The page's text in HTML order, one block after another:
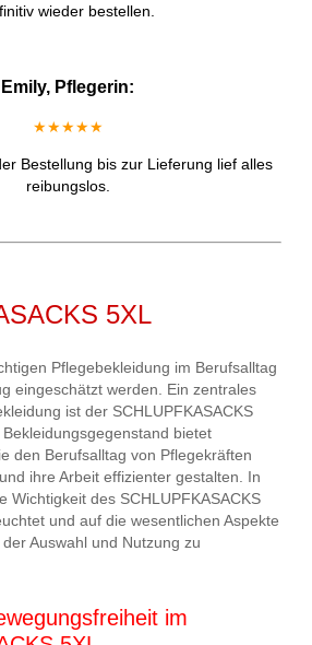
wieder bestellen.
Emily, Pflegerin:
★★★★★
Bestellung bis zur Lieferung lief alles
reibungslos.
5XL
Pflegebekleidung im Berufsalltag
eingeschätzt werden. Ein zentrales
ist der SCHLUPFKASACKS
bietet
den Berufsalltag von Pflegekräften
ihre Arbeit effizienter gestalten. In
Wichtigkeit des SCHLUPFKASACKS
und auf die wesentlichen Aspekte
Auswahl und Nutzung zu
im